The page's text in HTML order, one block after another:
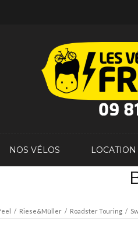
NOS VÉLOS LOCATION
/ Riese&Müller / Roadster Touring /